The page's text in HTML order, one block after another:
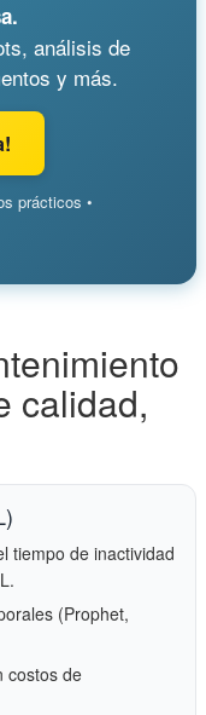
análisis de
y más.
prácticos •
calidad,
tiempo de inactividad
(Prophet,
costos de